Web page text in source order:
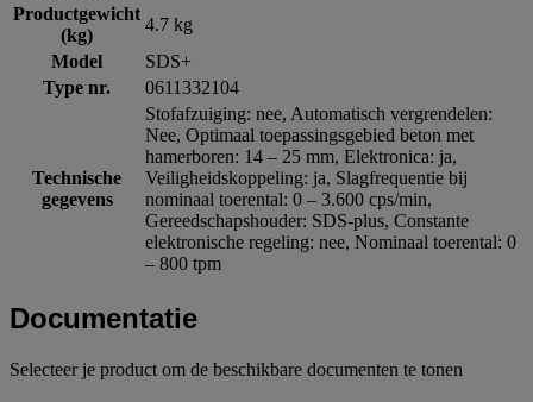
Productgewicht
(kg)
4.7 kg
Model
SDS+
Type nr.
0611332104
Technische
gegevens
Stofafzuiging: nee, Automatisch vergrendelen:
Nee, Optimaal toepassingsgebied beton met
hamerboren: 14 – 25 mm, Elektronica: ja,
Veiligheidskoppeling: ja, Slagfrequentie bij
nominaal toerental: 0 – 3.600 cps/min,
Gereedschapshouder: SDS-plus, Constante
elektronische regeling: nee, Nominaal toerental: 0
– 800 tpm
Documentatie
Selecteer je product om de beschikbare documenten te tonen